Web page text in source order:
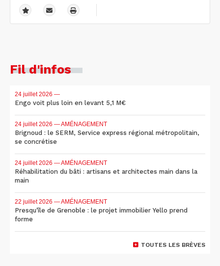
Fil d'infos
24 juillet 2026 —
Engo voit plus loin en levant 5,1 M€
24 juillet 2026 — AMÉNAGEMENT
Brignoud : le SERM, Service express régional métropolitain,
se concrétise
24 juillet 2026 — AMÉNAGEMENT
Réhabilitation du bâti : artisans et architectes main dans la
main
22 juillet 2026 — AMÉNAGEMENT
Presqu'île de Grenoble : le projet immobilier Yello prend
forme
TOUTES LES BRÈVES